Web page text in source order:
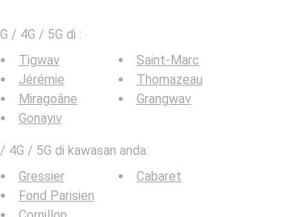
/ 4G / 5G di :
Tigwav
Jérémie
Miragoâne
Gonayiv
Saint-Marc
Thomazeau
Grangwav
4G / 5G di kawasan anda:
Gressier
Fond Parisien
Cabaret